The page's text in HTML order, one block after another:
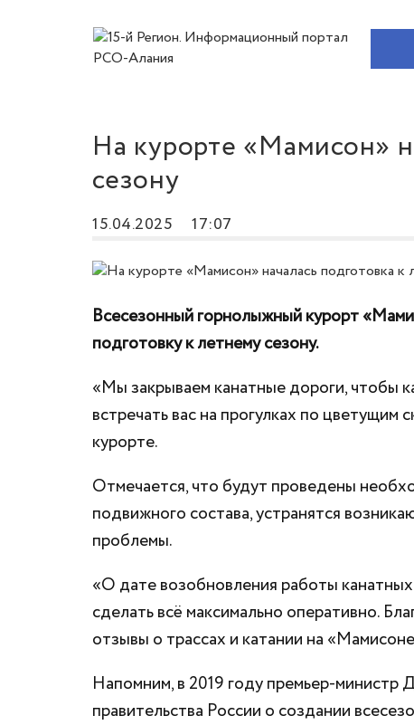
На курорте «Мамисон»
сезону
15.04.2025 17:07
Всесезонный горнолыжный курорт
подготовку к летнему сезону.
«Мы закрываем канатные дороги, чтобы
встречать вас на прогулках по
курорте.
Отмечается, что будут проведены
подвижного состава, устранятся
проблемы.
«О дате возобновления работы
сделать всё максимально оперативно.
отзывы о трассах и катании на
Напомним, в 2019 году премьер-
правительства России о создании